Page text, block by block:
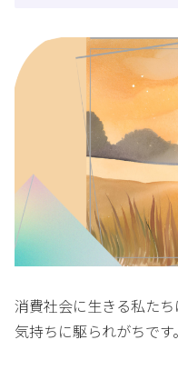
消費社会に生きる私た
気持ちに駆られがちです。